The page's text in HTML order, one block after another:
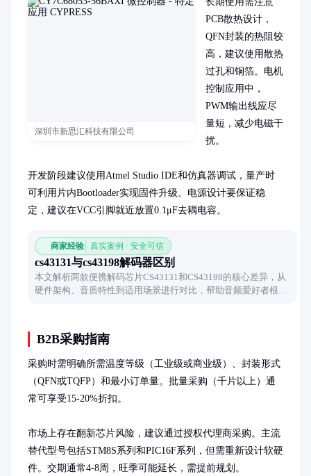
深圳市新思汇科技有限公司
PCB散热设计，
QFN封装的热阻较
高，建议使用散热
过孔和铜箔。电机
控制应用中，
PWM输出线应尽
量短，减少电磁干
扰。
开发阶段建议使用Atmel Studio IDE和仿真器调试，量产时
可利用片内Bootloader实现固件升级。电源设计要保证稳
定，建议在VCC引脚就近放置0.1μF去耦电容。
商家经验 真实案例 · 安全可信
cs43131与cs43198解码器区别
本文解析两款便携解码芯片CS43131和CS43198的核心差异，从
硬件架构、音质特性到适用场景进行对比，帮助音频爱好者根据
B2B采购指南
采购时需明确所需温度等级（工业级或商业级）、封装形式
（QFN或TQFP）和最小订单量。批量采购（千片以上）通
常可享受15-20%折扣。
市场上存在翻新芯片风险，建议通过授权代理商采购。主流
替代型号包括STM8S系列和PIC16F系列，但需重新设计软硬
件。交期通常4-8周，旺季可能延长，需提前规划。